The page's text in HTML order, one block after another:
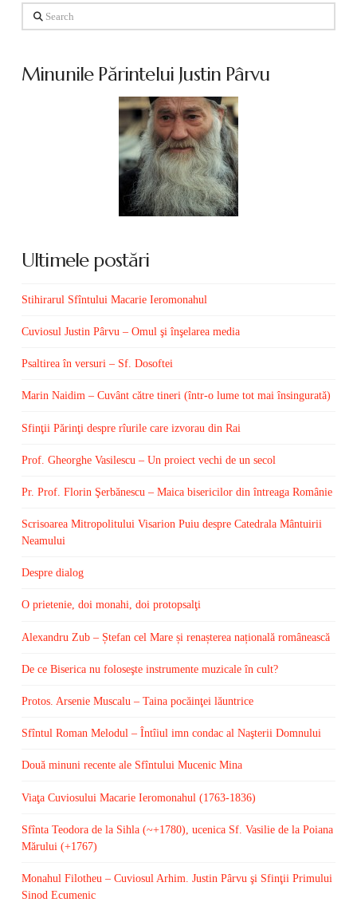
Search
Minunile Părintelui Justin Pârvu
Ultimele postări
Stihirarul Sfîntului Macarie Ieromonahul
Cuviosul Justin Pârvu – Omul şi înşelarea media
Psaltirea în versuri – Sf. Dosoftei
Marin Naidim – Cuvânt către tineri (într-o lume tot mai însingurată)
Sfinţii Părinţi despre rîurile care izvorau din Rai
Prof. Gheorghe Vasilescu – Un proiect vechi de un secol
Pr. Prof. Florin Şerbănescu – Maica bisericilor din întreaga Românie
Scrisoarea Mitropolitului Visarion Puiu despre Catedrala Mântuirii
Neamului
Despre dialog
O prietenie, doi monahi, doi protopsalţi
Alexandru Zub – Ștefan cel Mare și renașterea națională românească
De ce Biserica nu foloseşte instrumente muzicale în cult?
Protos. Arsenie Muscalu – Taina pocăinţei lăuntrice
Sfîntul Roman Melodul – Întîiul imn condac al Naşterii Domnului
Două minuni recente ale Sfîntului Mucenic Mina
Viaţa Cuviosului Macarie Ieromonahul (1763-1836)
Sfînta Teodora de la Sihla (~+1780), ucenica Sf. Vasilie de la Poiana
Mărului (+1767)
Monahul Filotheu – Cuviosul Arhim. Justin Pârvu şi Sfinţii Primului
Sinod Ecumenic